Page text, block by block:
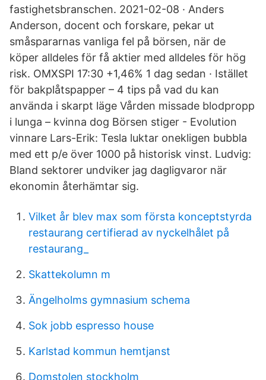
fastighetsbranschen. 2021-02-08 · Anders
Anderson, docent och forskare, pekar ut
småspararnas vanliga fel på börsen, när de
köper alldeles för få aktier med alldeles för hög
risk. OMXSPI 17:30 +1,46% 1 dag sedan · Istället
för bakplåtspapper – 4 tips på vad du kan
använda i skarpt läge Vården missade blodpropp
i lunga – kvinna dog Börsen stiger - Evolution
vinnare Lars-Erik: Tesla luktar onekligen bubbla
med ett p/e över 1000 på historisk vinst. Ludvig:
Bland sektorer undviker jag dagligvaror när
ekonomin återhämtar sig.
Vilket år blev max som första konceptstyrda
restaurang certifierad av nyckelhålet på
restaurang_
Skattekolumn m
Ängelholms gymnasium schema
Sok jobb espresso house
Karlstad kommun hemtjanst
Domstolen stockholm